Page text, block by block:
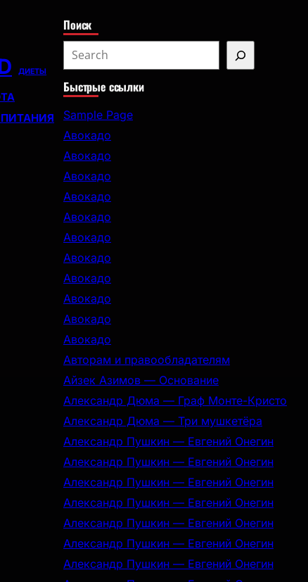
ДИЕТЫ
Поиск
e
a
r
c
h
Быстрые ссылки
Sample Page
Авокадо
Авокадо
Авокадо
Авокадо
Авокадо
Авокадо
Авокадо
Авокадо
Авокадо
Авокадо
Авокадо
Авторам и правообладателям
Айзек Азимов — Основание
Александр Дюма — Граф Монте-Кристо
Александр Дюма — Три мушкетёра
Александр Пушкин — Евгений Онегин
Александр Пушкин — Евгений Онегин
Александр Пушкин — Евгений Онегин
Александр Пушкин — Евгений Онегин
Александр Пушкин — Евгений Онегин
Александр Пушкин — Евгений Онегин
Александр Пушкин — Евгений Онегин